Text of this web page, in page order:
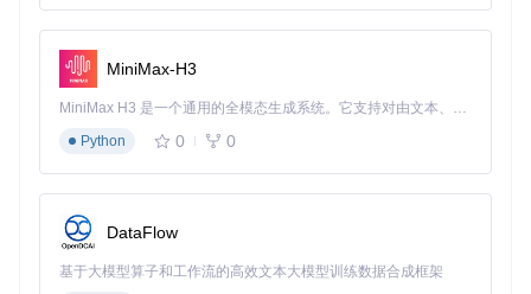
依据。特别是在价格协商过程中，可避免因对方撤回修改而导
致的信息不对称。
团队协作场景
项目群中讨论的方案细节、任务分配和截止日期等信息，即使
被撤回也能完整留存。这对于远程团队协作尤为重要，确保所
有成员都能获取一致的信息，减少沟通成本和误解。
学习交流场景
技术交流群中的代码片段、学习资料和问题解答，往往具有很
高的参考价值。使用防撤回功能可以永久保存这些学习资源，
构建个人知识库，方便日后查阅复习。
MiniMax-H3
MiniMax H3 是一个通用的全模态生成系统。它支持对由文本、图像、视频和音频组成的多模态上下文进行统一理解，并能生成分辨率高达 2K、时长可达 15 秒的带原生立体声音频的视频。得益于面向任务泛化的系统设计，H3 在预训练阶段就已具备广泛的多模态上下文理解与生成能力，能够出色地执行复杂的多模态指令。
Python
0 0
DataFlow
基于大模型算子和工作流的高效文本大模型训练数据合成框架